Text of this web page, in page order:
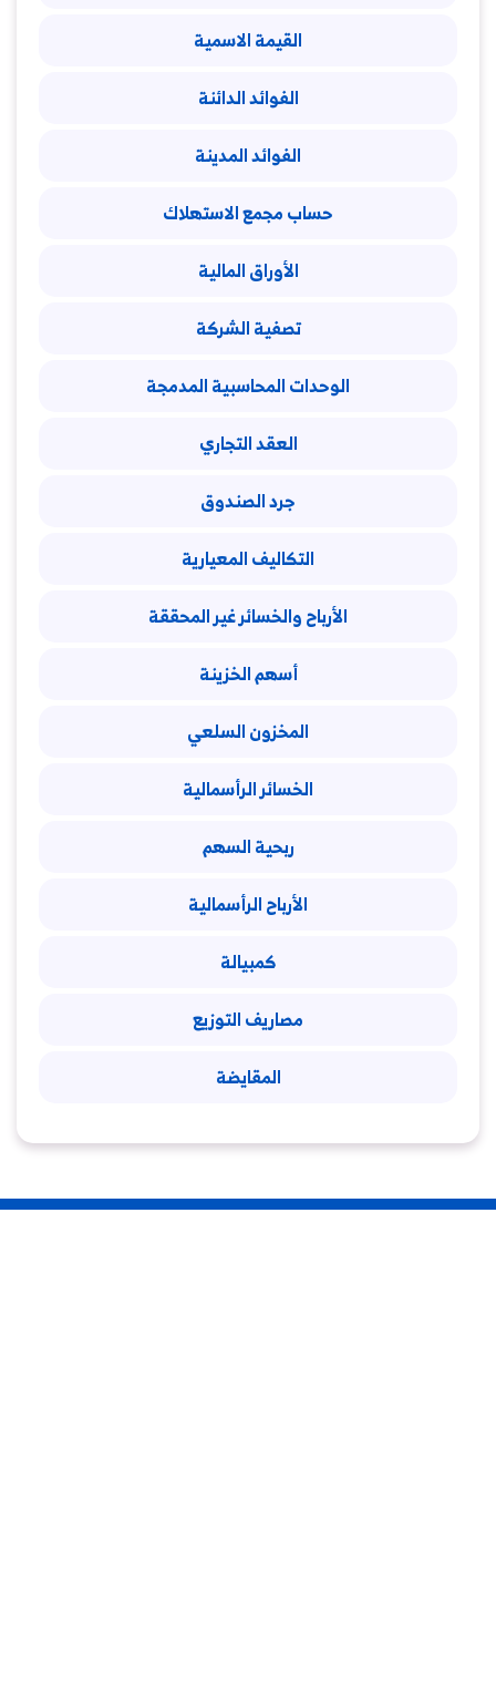
القيمة الاسمية
الفوائد الدائنة
الفوائد المدينة
حساب مجمع الاستهلاك
الأوراق المالية
تصفية الشركة
الوحدات المحاسبية المدمجة
العقد التجاري
جرد الصندوق
التكاليف المعيارية
الأرباح والخسائر غير المحققة
أسهم الخزينة
المخزون السلعي
الخسائر الرأسمالية
ربحية السهم
الأرباح الرأسمالية
كمبيالة
مصاريف التوزيع
المقايضة